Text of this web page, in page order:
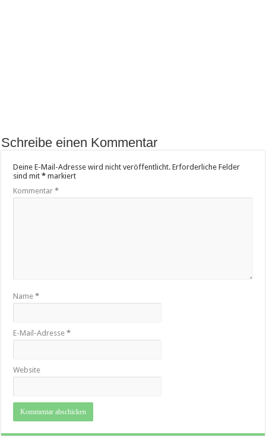
Schreibe einen Kommentar
Deine E-Mail-Adresse wird nicht veröffentlicht. Erforderliche Felder
sind mit* markiert
Kommentar*
Name*
E-Mail-Adresse*
Website